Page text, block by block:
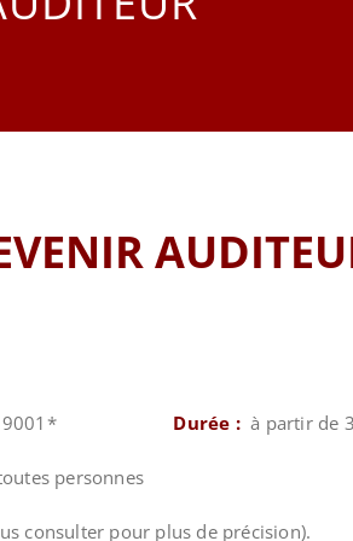
ISO 9001* Durée : à partir de
personnes
consulter pour plus de précision).